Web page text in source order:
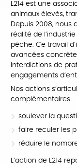
L214 est une
animaux élevés,
Depuis 2008, nous
réalité de
pêche. Ce travail
avancées
interdictions de
engagements
Nos actions
complémentaires :
soulever la
faire reculer les
réduire le
L’action de L214